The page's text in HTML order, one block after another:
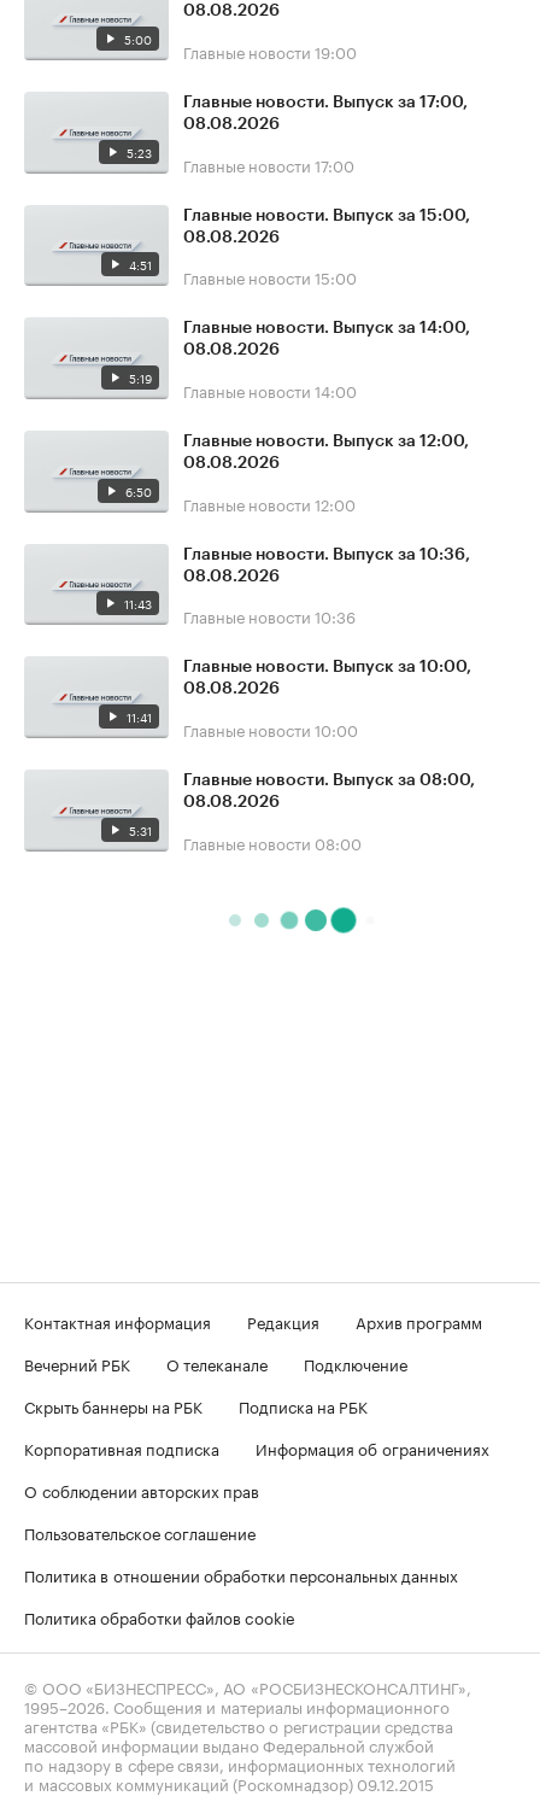
5:00
08.08.2026
Главные новости 19:00
5:23
Главные новости. Выпуск за 17:00,
08.08.2026
Главные новости 17:00
4:51
Главные новости. Выпуск за 15:00,
08.08.2026
Главные новости 15:00
5:19
Главные новости. Выпуск за 14:00,
08.08.2026
Главные новости 14:00
6:50
Главные новости. Выпуск за 12:00,
08.08.2026
Главные новости 12:00
11:43
Главные новости. Выпуск за 10:36,
08.08.2026
Главные новости 10:36
11:41
Главные новости. Выпуск за 10:00,
08.08.2026
Главные новости 10:00
5:31
Главные новости. Выпуск за 08:00,
08.08.2026
Главные новости 08:00
Контактная информация Редакция
Архив программ
Вечерний РБК
О телеканале
Подключение
Скрыть баннеры на РБК
Подписка на РБК
Корпоративная подписка
Информация об ограничениях
О соблюдении авторских прав
Пользовательское соглашение
Политика в отношении обработки персональных данных
Политика обработки файлов cookie
© ООО «БИЗНЕСПРЕСС», АО «РОСБИЗНЕСКОНСАЛТИНГ»,
1995–2026 . Сообщения и материалы информационного
агентства «РБК» (свидетельство о регистрации средства
массовой информации выдано Федеральной службой
по надзору в сфере связи, информационных технологий
и массовых коммуникаций (Роскомнадзор) 09.12.2015